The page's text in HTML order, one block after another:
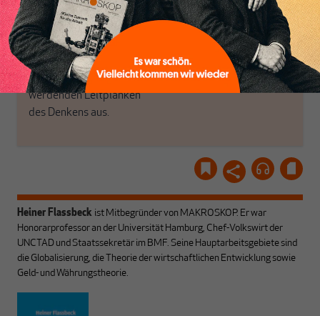
unseren Autoren, ihren
Recherchen, ihrem Wissen
und ihrem Enthusiasmus.
Gemeinsam scheren wir
aus den schmaler
werdenden Leitplanken
des Denkens aus.
ABONNIEREN SIE
MAKROSKOP
Schon Abonnent? Dann
hiereinloggen
Heiner Flassbeck ist Mitbegründer von MAKROSKOP. Er war
Honorarprofessor an der Universität Hamburg, Chef-Volkswirt der
UNCTAD und Staatssekretär im BMF. Seine Hauptarbeitsgebiete sind
die Globalisierung, die Theorie der wirtschaftlichen Entwicklung sowie
Geld- und Währungstheorie.